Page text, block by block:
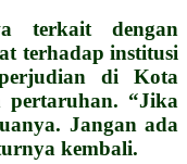
terkait dengan
terhadap institusi
di Kota
pertaruhan. “Jika
Jangan ada
kembali.